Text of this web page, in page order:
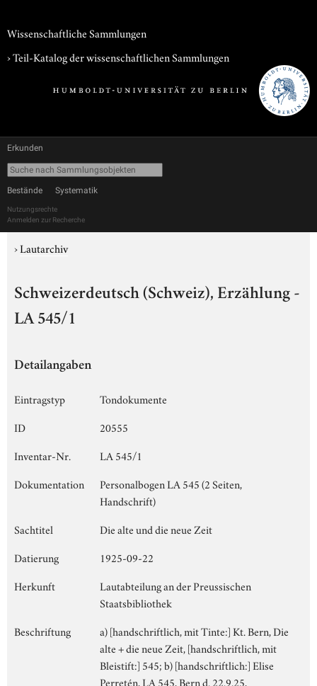
Wissenschaftliche Sammlungen
› Teil-Katalog der wissenschaftlichen Sammlungen
Erkunden
Bestände Systematik
Nutzungsrechte
Anmelden zur Recherche
›Lautarchiv
Schweizerdeutsch (Schweiz), Erzählung -
LA 545/1
Detailangaben
Eintragstyp
Tondokumente
ID
20555
Inventar-Nr.
LA 545/1
Dokumentation
Personalbogen LA 545 (2 Seiten,
Handschrift)
Sachtitel
Die alte und die neue Zeit
Datierung
1925-09-22
Herkunft
Lautabteilung an der Preussischen
Staatsbibliothek
Beschriftung
a) [handschriftlich, mit Tinte:] Kt. Bern, Die
alte + die neue Zeit, [handschriftlich, mit
Bleistift:] 545; b) [handschriftlich:] Elise
Perretén, LA 545, Bern d. 22.9.25,